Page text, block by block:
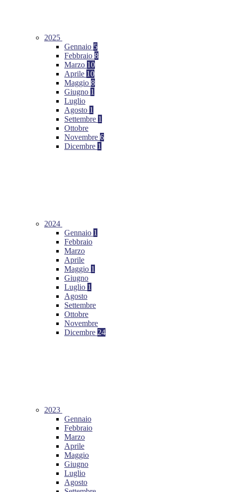
2025
Gennaio 5
Febbraio 8
Marzo 10
Aprile 10
Maggio 8
Giugno 1
Luglio
Agosto 1
Settembre 1
Ottobre
Novembre 6
Dicembre 1
2024
Gennaio 1
Febbraio
Marzo
Aprile
Maggio 1
Giugno
Luglio 1
Agosto
Settembre
Ottobre
Novembre
Dicembre 24
2023
Gennaio
Febbraio
Marzo
Aprile
Maggio
Giugno
Luglio
Agosto